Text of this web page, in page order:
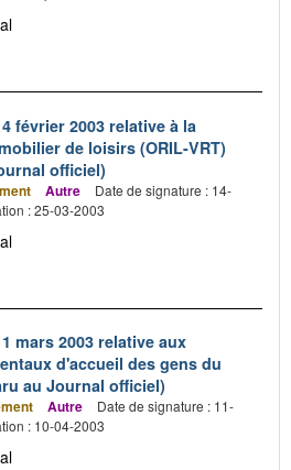
février 2003 relative à la
de loisirs (ORIL-VRT)
officiel)
Autre
Date de signature : 14-
: 25-03-2003
mars 2003 relative aux
d'accueil des gens du
au Journal officiel)
Autre
Date de signature : 11-
: 10-04-2003